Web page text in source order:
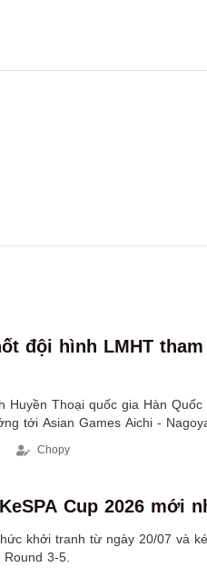
đội hình LMHT
Huyền Thoại quốc gia Hàn
tới Asian Games Aichi -
Chopy
Cup 2026 mới
khởi tranh từ ngày 20/07 và
3-5.